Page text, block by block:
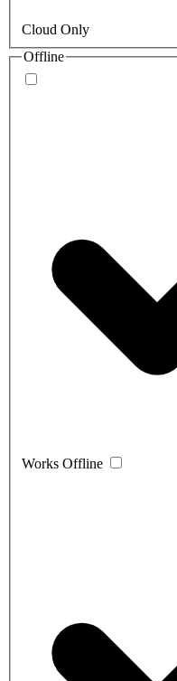
Cloud Only
Offline
Works Offline